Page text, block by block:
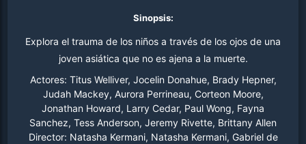
Sinopsis:
Explora el trauma de los niños a través de los ojos de una
joven asiática que no es ajena a la muerte.
Actores: Titus Welliver, Jocelin Donahue, Brady Hepner,
Judah Mackey, Aurora Perrineau, Corteon Moore,
Jonathan Howard, Larry Cedar, Paul Wong, Fayna
Sanchez, Tess Anderson, Jeremy Rivette, Brittany Allen
Director: Natasha Kermani, Natasha Kermani, Gabriel de